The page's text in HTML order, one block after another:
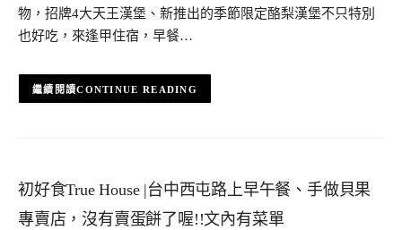
物，招牌4大天王漢堡、新推出的季節限定酪梨漢堡不只特別
也好吃，來逢甲住宿，早餐…
CONTINUE READING
初好食True House |台中西屯路上早午餐、手做貝果
專賣店，沒有賣蛋餅了喔!!文內有菜單